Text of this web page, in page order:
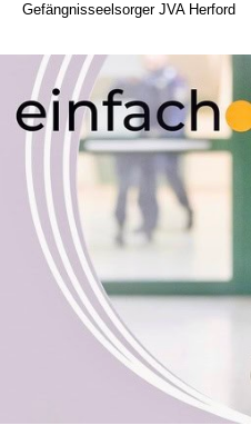
Gefängnisseelsorger JVA Herford